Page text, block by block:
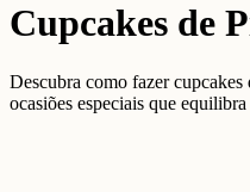
Cupcakes de
Descubra como fazer cupcakes
ocasiões especiais que